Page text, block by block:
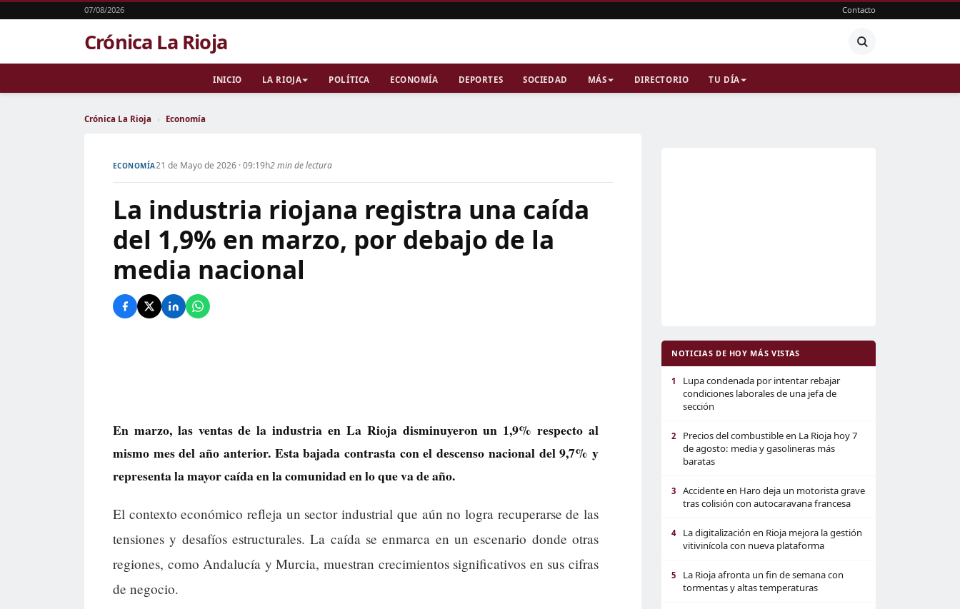
07/08/2026 Contacto
Crónica La Rioja
INICIO LA RIOJA POLÍTICA ECONOMÍA DEPORTES SOCIEDAD MÁS DIRECTORIO TU DÍA
Crónica La Rioja › Economía
ECONOMÍA21 de Mayo de 2026 · 09:19h2 min de lectura
La industria riojana registra una caída
del 1,9% en marzo, por debajo de la
media nacional
En marzo, las ventas de la industria en La Rioja disminuyeron un 1,9% respecto al
mismo mes del año anterior. Esta bajada contrasta con el descenso nacional del 9,7% y
representa la mayor caída en la comunidad en lo que va de año.
El contexto económico refleja un sector industrial que aún no logra recuperarse de las
tensiones y desafíos estructurales. La caída se enmarca en un escenario donde otras
regiones, como Andalucía y Murcia, muestran crecimientos significativos en sus cifras
de negocio.
NOTICIAS DE HOY MÁS VISTAS
1
Lupa condenada por intentar rebajar
condiciones laborales de una jefa de
sección
2
Precios del combustible en La Rioja hoy 7
de agosto: media y gasolineras más
baratas
3
Accidente en Haro deja un motorista grave
tras colisión con autocaravana francesa
4
La digitalización en Rioja mejora la gestión
vitivinícola con nueva plataforma
5
La Rioja afronta un fin de semana con
tormentas y altas temperaturas